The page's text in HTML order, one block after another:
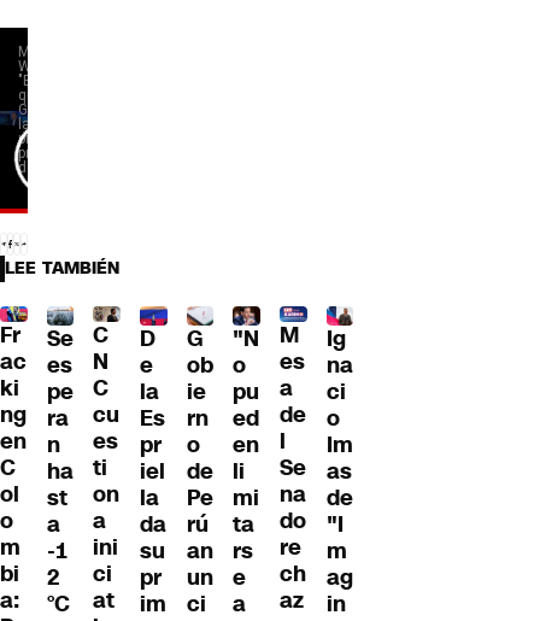
LEE TAMBIÉN
Fr
ac
ki
ng
en
C
ol
o
m
bi
a:
Se
es
pe
ra
n
ha
st
a
-1
2
°C
C
N
C
cu
es
ti
on
a
ini
ci
at
D
e
la
Es
pr
iel
la
da
su
pr
im
G
ob
ie
rn
o
de
Pe
rú
an
un
ci
"N
o
pu
ed
en
li
mi
ta
rs
e
a
M
es
a
de
l
Se
na
do
re
ch
az
Ig
na
ci
o
Im
as
de
"I
m
ag
in